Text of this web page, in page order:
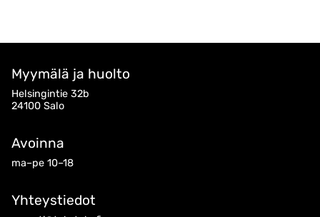
Myymälä ja huolto
Helsingintie 32b
24100 Salo
Avoinna
ma–pe 10–18
Yhteystiedot